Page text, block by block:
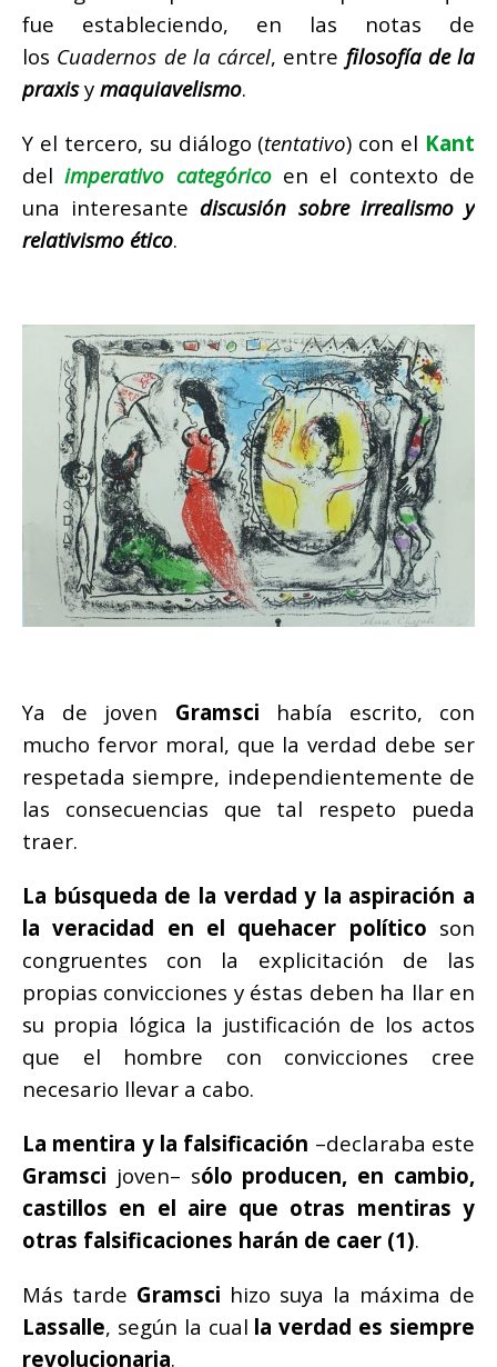
fue estableciendo, en las notas de
los Cuadernos de la cárcel, entre filosofía de la
praxisy maquiavelismo.
Y el tercero, su diálogo (tentativo) con el Kant
delimperativo categóricoen el contexto de
una interesante discusión sobre irrealismo y
relativismo ético.
Ya de joven Gramsci había escrito, con
mucho fervor moral, que la verdad debe ser
respetada siempre, independientemente de
las consecuencias que tal respeto pueda
traer.
La búsqueda de la verdad y la aspiración a
la veracidad en el quehacer político son
congruentes con la explicitación de las
propias convicciones y éstas deben ha llar en
su propia lógica la justificación de los actos
que el hombre con convicciones cree
necesario llevar a cabo.
La mentira y la falsificación –declaraba este
Gramsci joven– sólo producen, en cambio,
castillos en el aire que otras mentiras y
otras falsificaciones harán de caer (1).
Más tarde Gramsci hizo suya la máxima de
Lassalle, según la cual la verdad es siempre
revolucionaria.